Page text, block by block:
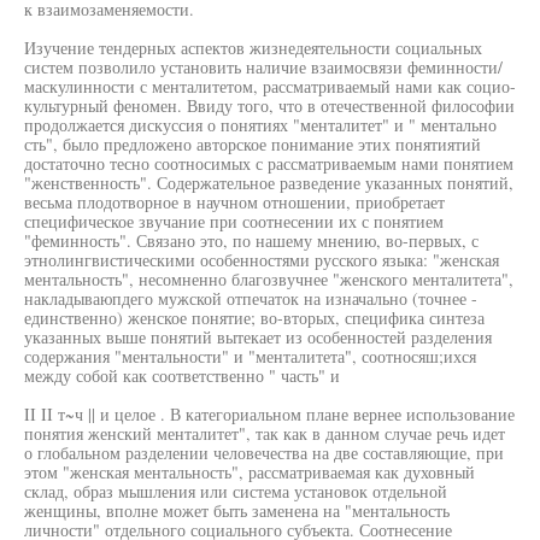
к взаимозаменяемости.
Изучение тендерных аспектов жизнедеятельности социальных
систем позволило установить наличие взаимосвязи феминности/
маскулинности с менталитетом, рассматриваемый нами как социо-
культурный феномен. Ввиду того, что в отечественной философии
продолжается дискуссия о понятиях "менталитет" и " ментально
сть", было предложено авторское понимание этих понятиятий
достаточно тесно соотносимых с рассматриваемым нами понятием
"женственность". Содержательное разведение указанных понятий,
весьма плодотворное в научном отношении, приобретает
специфическое звучание при соотнесении их с понятием
"феминность". Связано это, по нашему мнению, во-первых, с
этнолингвистическими особенностями русского языка: "женская
ментальность", несомненно благозвучнее "женского менталитета",
накладываюпдего мужской отпечаток на изначально (точнее -
единственно) женское понятие; во-вторых, специфика синтеза
указанных выше понятий вытекает из особенностей разделения
содержания "ментальности" и "менталитета", соотносяш;ихся
между собой как соответственно " часть" и
II II т~ч || и целое . В категориальном плане вернее использование
понятия женский менталитет", так как в данном случае речь идет
о глобальном разделении человечества на две составляющие, при
этом "женская ментальность", рассматриваемая как духовный
склад, образ мышления или система установок отдельной
женщины, вполне может быть заменена на "ментальность
личности" отдельного социального субъекта. Соотнесение